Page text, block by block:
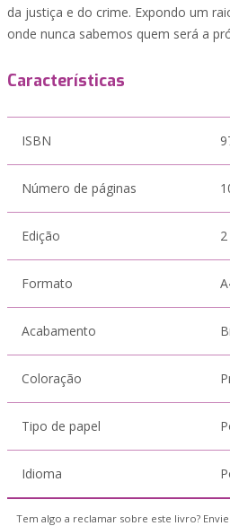
da justiça e do crime. Expondo um
onde nunca sabemos quem será a
Características
ISBN
Número de páginas
Edição
Formato
Acabamento
Coloração
Tipo de papel
Idioma
Tem algo a reclamar sobre este livro?